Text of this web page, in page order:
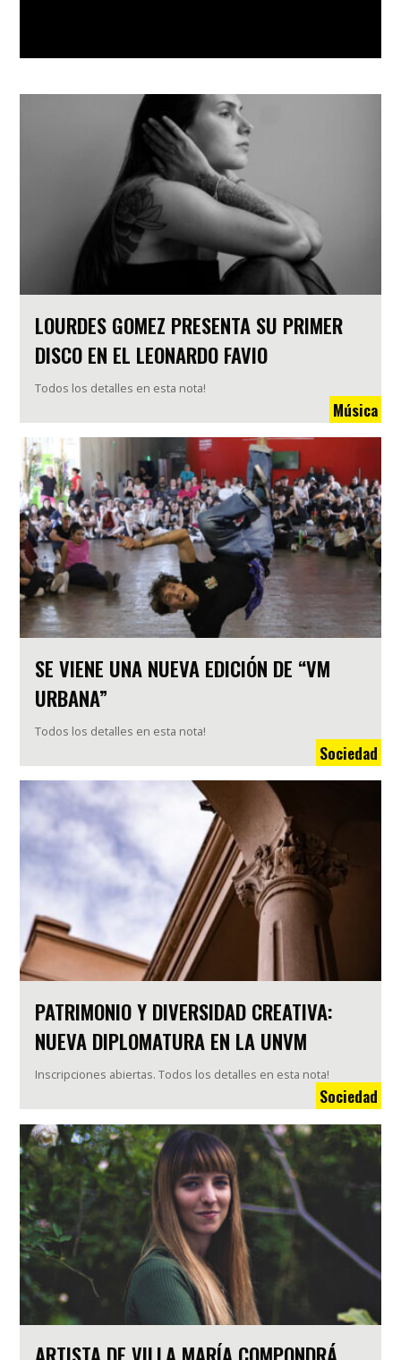
LOURDES GOMEZ PRESENTA SU PRIMER
DISCO EN EL LEONARDO FAVIO
Todos los detalles en esta nota!
Música
SE VIENE UNA NUEVA EDICIÓN DE “VM
URBANA”
Todos los detalles en esta nota!
Sociedad
PATRIMONIO Y DIVERSIDAD CREATIVA:
NUEVA DIPLOMATURA EN LA UNVM
Inscripciones abiertas. Todos los detalles en esta nota!
Sociedad
ARTISTA DE VILLA MARÍA COMPONDRÁ